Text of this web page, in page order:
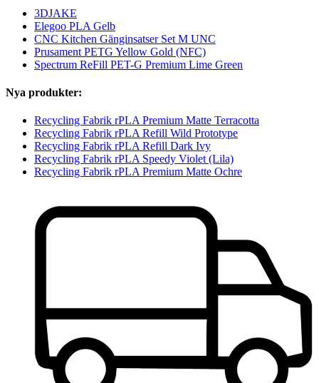
3DJAKE
Elegoo PLA Gelb
CNC Kitchen Gänginsatser Set M UNC
Prusament PETG Yellow Gold (NFC)
Spectrum ReFill PET-G Premium Lime Green
Nya produkter:
Recycling Fabrik rPLA Premium Matte Terracotta
Recycling Fabrik rPLA Refill Wild Prototype
Recycling Fabrik rPLA Refill Dark Ivy
Recycling Fabrik rPLA Speedy Violet (Lila)
Recycling Fabrik rPLA Premium Matte Ochre